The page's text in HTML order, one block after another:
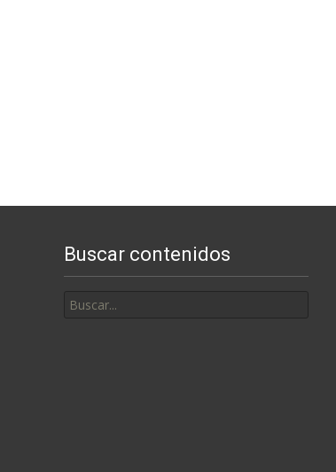
Buscar contenidos
por: